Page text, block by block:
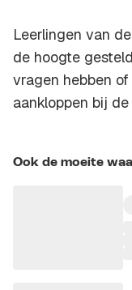
Leerlingen van
de hoogte
vragen hebben
aankloppen bij
Ook de moeite